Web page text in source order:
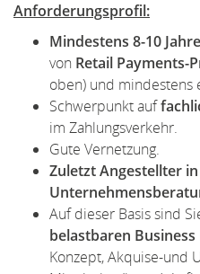
Anforderungsprofil:
Mindestens 8-10 Jahre
von Retail Payments-
oben) und mindestens
Schwerpunkt auf
im Zahlungsverkehr.
Gute Vernetzung.
Zuletzt Angestellter
Auf dieser Basis sind
belastbaren Business
Konzept, Akquise-und